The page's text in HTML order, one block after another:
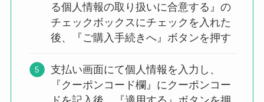
る個人情報の取り扱いに合意する』の
チェックボックスにチェックを入れた
後、『ご購入手続きへ』ボタンを押す
支払い画面にて個人情報を入力し、
『クーポンコード欄』にクーポンコー